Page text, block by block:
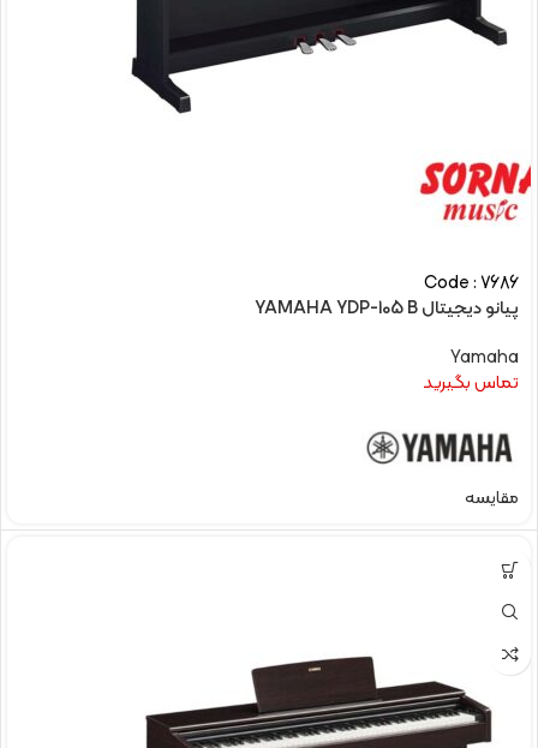
Code : 7686
پیانو دیجیتال YAMAHA YDP-105 B
Yamaha
تماس بگیرید
مقایسه